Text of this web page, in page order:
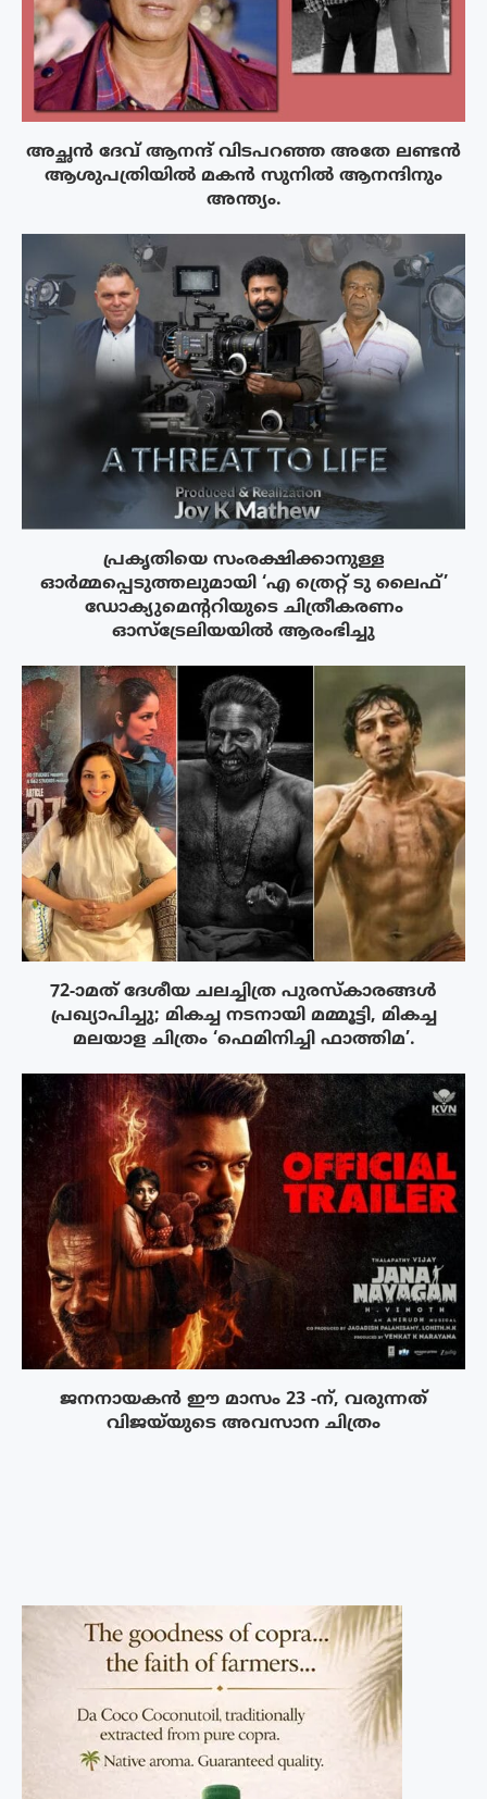
അച്ഛൻ ദേവ് ആനന്ദ് വിടപറഞ്ഞ അതേ ലണ്ടൻ
ആശുപത്രിയിൽ മകൻ സുനിൽ ആനന്ദിനും
അന്ത്യം.
പ്രകൃതിയെ സംരക്ഷിക്കാനുള്ള
ഓർമ്മപ്പെടുത്തലുമായി ‘എ ത്രെറ്റ് ടു ലൈഫ്’
ഡോക്യുമെന്ററിയുടെ ചിത്രീകരണം
ഓസ്‌ട്രേലിയയിൽ ആരംഭിച്ചു
72-ാമത് ദേശീയ ചലച്ചിത്ര പുരസ്‌കാരങ്ങള്‍
പ്രഖ്യാപിച്ചു; മികച്ച നടനായി മമ്മൂട്ടി, മികച്ച
മലയാള ചിത്രം ‘ഫെമിനിച്ചി ഫാത്തിമ’.
ജനനായകൻ ഈ മാസം 23 -ന്, വരുന്നത്
വിജയ്‌യുടെ അവസാന ചിത്രം